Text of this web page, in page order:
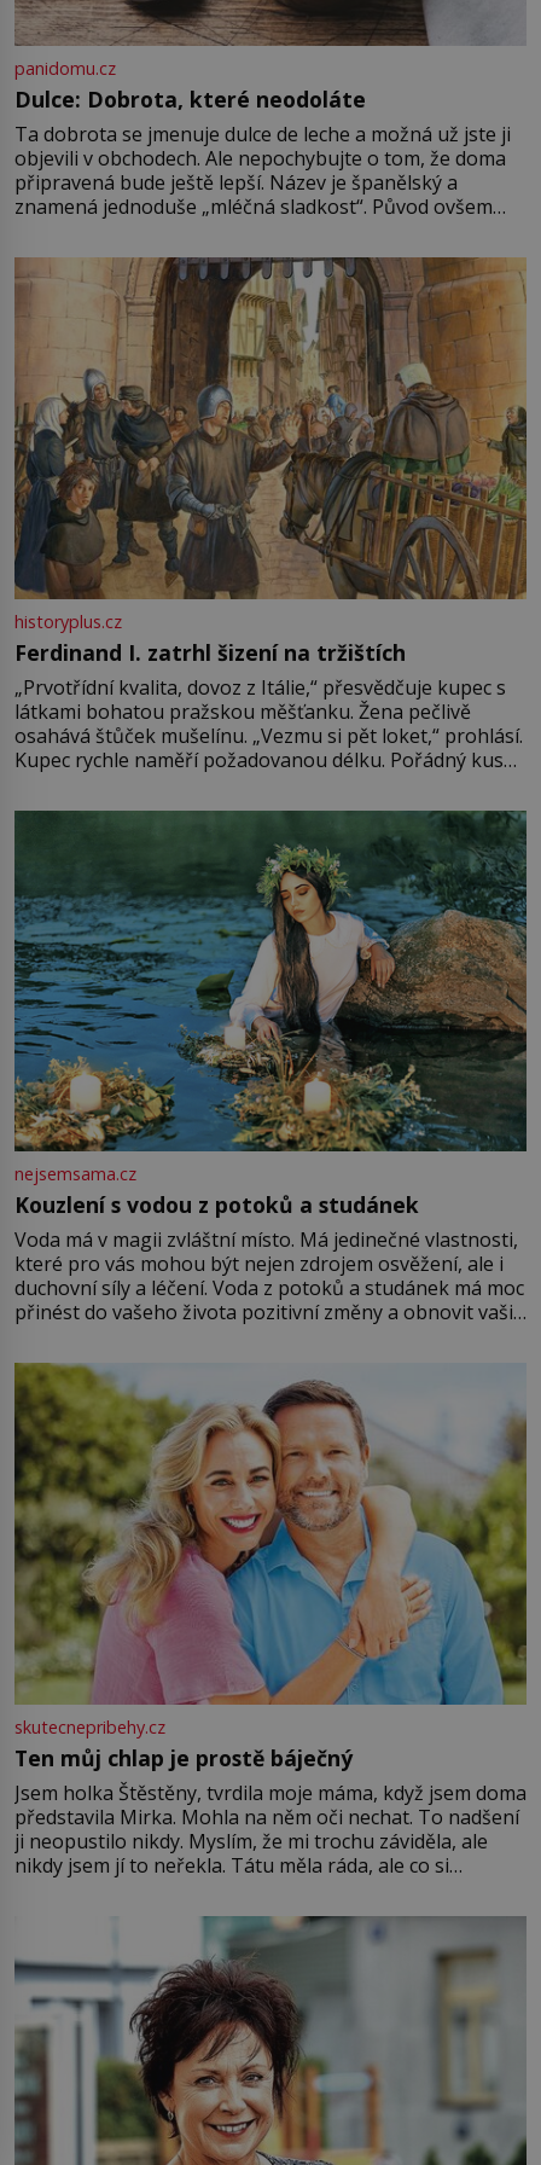
panidomu.cz
Dulce: Dobrota, které neodoláte
Ta dobrota se jmenuje dulce de leche a možná už jste ji
objevili v obchodech. Ale nepochybujte o tom, že doma
připravená bude ještě lepší. Název je španělský a
znamená jednoduše „mléčná sladkost“. Původ ovšem
pře hned několik latinskoamerických zemí a k tomu
Francie, kde se traduje,
historyplus.cz
Ferdinand I. zatrhl šizení na tržištích
„Prvotřídní kvalita, dovoz z Itálie,“ přesvědčuje kupec s
látkami bohatou pražskou měšťanku. Žena pečlivě
osahává štůček mušelínu. „Vezmu si pět loket,“ prohlásí.
Kupec rychle naměří požadovanou délku. Pořádný kus
milostpaní. Stačí jenom na sukni,“ zhodnotí švadlena
množství růžového mušelínu. „Ošidili vás, podívejte.“
Vezme do ruky dřevěnou
nejsemsama.cz
Kouzlení s vodou z potoků a studánek
Voda má v magii zvláštní místo. Má jedinečné vlastnosti,
které pro vás mohou být nejen zdrojem osvěžení, ale i
duchovní síly a léčení. Voda z potoků a studánek má moc
přinést do vašeho života pozitivní změny a obnovit vaši
můžete obohatit své rituály a přinést do svého života
větší harmonii a klid. Je důležité
skutecnepribehy.cz
Ten můj chlap je prostě báječný
Jsem holka Štěstěny, tvrdila moje máma, když jsem doma
představila Mirka. Mohla na něm oči nechat. To nadšení
ji neopustilo nikdy. Myslím, že mi trochu záviděla, ale
nikdy jsem jí to neřekla. Tátu měla ráda, ale co si
Jsme spolu moc rádi Tehdy byla jiná doba, když